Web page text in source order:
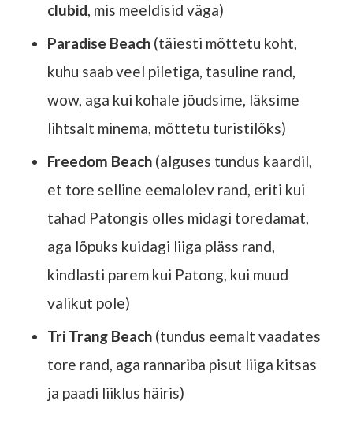
clubid, mis meeldisid väga)
Paradise Beach(täiesti mõttetu koht,
kuhu saab veel piletiga, tasuline rand,
wow, aga kui kohale jõudsime, läksime
lihtsalt minema, mõttetu turistilõks)
Freedom Beach(alguses tundus kaardil,
et tore selline eemalolev rand, eriti kui
tahad Patongis olles midagi toredamat,
aga lõpuks kuidagi liiga pläss rand,
kindlasti parem kui Patong, kui muud
valikut pole)
Tri Trang Beach(tundus eemalt vaadates
tore rand, aga rannariba pisut liiga kitsas
ja paadi liiklus häiris)